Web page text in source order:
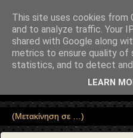
"potentialAction": { "@type":
"https://www.sophia-ntrekou.gr/
Αέναη
• Επιστήμη • Ψυχολογία •
Φιλοσοφία • Στοχασμοί... για
This site uses cookies from
and to analyze traffic. Your
shared with Google along
metrics to ensure quality of
statistics, and to detect and
LEARN